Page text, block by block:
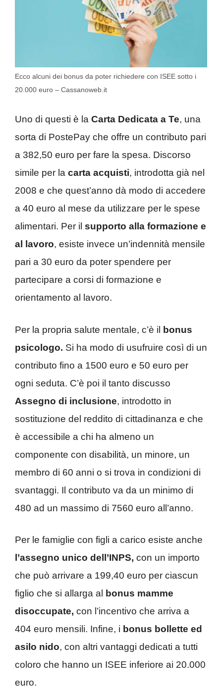
Ecco alcuni dei bonus da poter richiedere con ISEE sotto i
20.000 euro – Cassanoweb.it
Uno di questi è la Carta Dedicata a Te, una
sorta di PostePay che offre un contributo pari
a 382,50 euro per fare la spesa. Discorso
simile per la carta acquisti, introdotta già nel
2008 e che quest’anno dà modo di accedere
a 40 euro al mese da utilizzare per le spese
alimentari. Per il supporto alla formazione e
al lavoro, esiste invece un’indennità mensile
pari a 30 euro da poter spendere per
partecipare a corsi di formazione e
orientamento al lavoro.
Per la propria salute mentale, c’è il
bonus
psicologo. Si ha modo di usufruire così di un
contributo fino a 1500 euro e 50 euro per
ogni seduta. C’è poi il tanto discusso
Assegno di inclusione, introdotto in
sostituzione del reddito di cittadinanza e che
è accessibile a chi ha almeno un
componente con disabilità, un minore, un
membro di 60 anni o si trova in condizioni di
svantaggi. Il contributo va da un minimo di
480 ad un massimo di 7560 euro all’anno.
Per le famiglie con figli a carico esiste anche
l’assegno unico dell’INPS, con un importo
che può arrivare a 199,40 euro per ciascun
figlio che si allarga al bonus mamme
disoccupate, con l’incentivo che arriva a
404 euro mensili. Infine, i bonus bollette ed
asilo nido, con altri vantaggi dedicati a tutti
coloro che hanno un ISEE inferiore ai 20.000
euro.